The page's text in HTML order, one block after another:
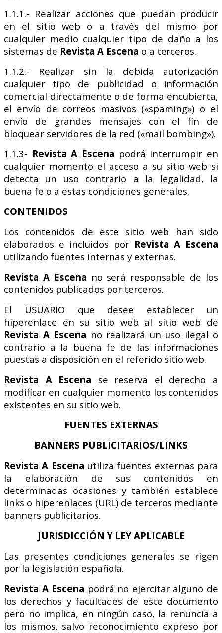
1.1.1.- Realizar acciones que puedan producir
en el sitio web o a través del mismo por
cualquier medio cualquier tipo de daño a los
sistemas de Revista A Escena o a terceros.
1.1.2.- Realizar sin la debida autorización
cualquier tipo de publicidad o información
comercial directamente o de forma encubierta,
el envío de correos masivos («spaming») o el
envío de grandes mensajes con el fin de
bloquear servidores de la red («mail bombing»).
1.1.3- Revista A Escena podrá interrumpir en
cualquier momento el acceso a su sitio web si
detecta un uso contrario a la legalidad, la
buena fe o a estas condiciones generales.
CONTENIDOS
Los contenidos de este sitio web han sido
elaborados e incluidos por Revista A Escena
utilizando fuentes internas y externas.
Revista A Escena no será responsable de los
contenidos publicados por terceros.
El USUARIO que desee establecer un
hiperenlace en su sitio web al sitio web de
Revista A Escena no realizará un uso ilegal o
contrario a la buena fe de las informaciones
puestas a disposición en el referido sitio web.
Revista A Escena se reserva el derecho a
modificar en cualquier momento los contenidos
existentes en su sitio web.
FUENTES EXTERNAS
BANNERS PUBLICITARIOS/LINKS
Revista A Escena utiliza fuentes externas para
la elaboración de sus contenidos en
determinadas ocasiones y también establece
links o hiperenlaces (URL) de terceros mediante
banners publicitarios.
JURISDICCIÓN Y LEY APLICABLE
Las presentes condiciones generales se rigen
por la legislación española.
Revista A Escena podrá no ejercitar alguno de
los derechos y facultades de este documento
pero no implica, en ningún caso, la renuncia a
los mismos, salvo reconocimiento expreso por